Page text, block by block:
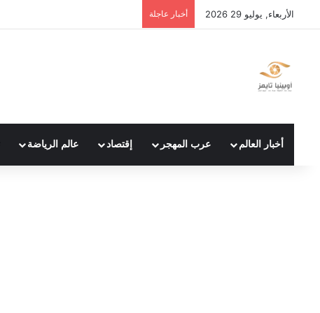
الأربعاء, يوليو 29 2026 أخبار عاجلة
أخبار العالم عرب المهجر إقتصاد عالم الرياضة